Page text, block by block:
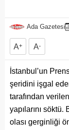
Ada Gazetesi
A+ A-
İstanbul’un
şeridini işgal
tarafından
yapılarını
olası gerginliği